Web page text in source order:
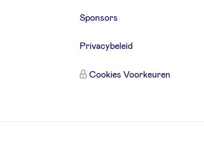
Sponsors
Privacybeleid
Cookies Voorkeuren